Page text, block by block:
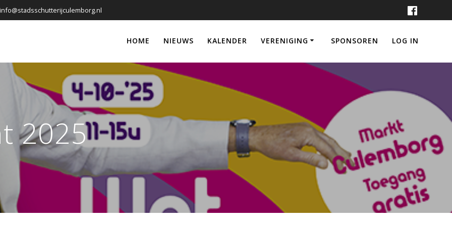
info@stadsschutterijculemborg.nl
HOME NIEUWS KALENDER VERENIGING SPONSOREN LOG IN
2025